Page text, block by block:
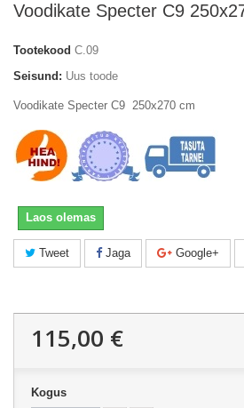
Voodikate Specter C9
Tootekood C.09
Seisund: Uus toode
Voodikate Specter C9 250x270 cm
Laos olemas
Tweet Jaga Google+
115,00 €
Kogus